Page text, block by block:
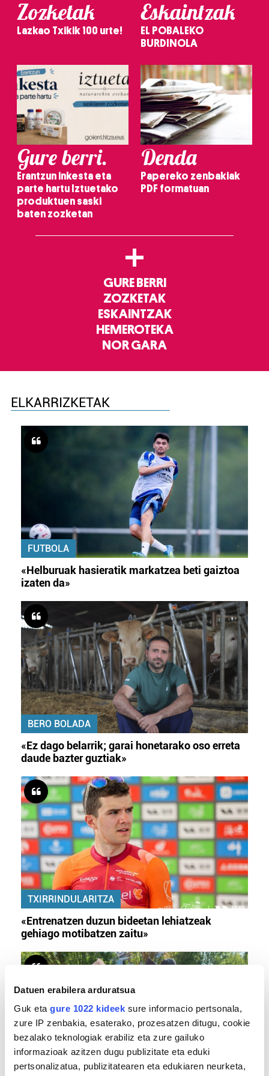
Datuen erabilera arduratsua
Guk eta gure 1022 kideek sure informacio pertsonala,
zure IP zenbakia, esaterako, prozesatzen ditugu, cookie
bezalako teknologiak erabiliz eta zure gailuko
informazioak azitzen dugu publizitate eta eduki
pertsonalizatua, publizitatearen eta edukiaren neurketa,
Zozketak
Lazkao Txikik 100 urte!
Eskaintzak
EL POBALEKO
BURDINOLA
Gure berri.
Erantzun inkesta eta
parte hartu Iztuetako
produktuen saski
baten zozketan
Denda
Papereko zenbakiak
PDF formatuan
+
GURE BERRI
ZOZKETAK
ESKAINTZAK
HEMEROTEKA
NOR GARA
ELKARRIZKETAK
FUTBOLA
«Helburuak hasieratik markatzea beti gaiztoa
izaten da»
BERO BOLADA
«Ez dago belarrik; garai honetarako oso erreta
daude bazter guztiak»
TXIRRINDULARITZA
«Entrenatzen duzun bideetan lehiatzeak
gehiago motibatzen zaitu»